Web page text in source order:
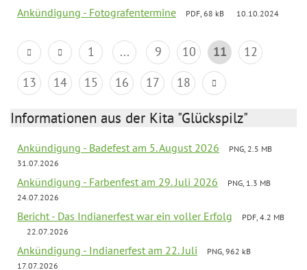
Ankündigung - Fotografentermine PDF, 68 kB 10.10.2024
1 ... 9 10 11
12
13
14 15 16 17 18
Informationen aus der Kita "Glückspilz"
Ankündigung - Badefest am 5. August 2026
PNG, 2.5 MB
31.07.2026
Ankündigung - Farbenfest am 29. Juli 2026
PNG, 1.3 MB
24.07.2026
Bericht - Das Indianerfest war ein voller Erfolg
PDF, 4.2 MB
22.07.2026
Ankündigung - Indianerfest am 22. Juli
PNG, 962 kB
17.07.2026